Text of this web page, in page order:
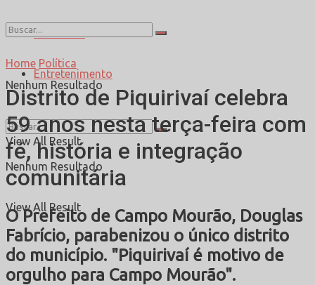
Entrevista
Entretenimento
Nenhum Resultado
View All Result
Nenhum Resultado
View All Result
Home Política
Distrito de Piquirivaí celebra
59 anos nesta terça-feira com
fé, história e integração
comunitária
O Prefeito de Campo Mourão, Douglas
Fabrício, parabenizou o único distrito
do município. "Piquirivaí é motivo de
orgulho para Campo Mourão".